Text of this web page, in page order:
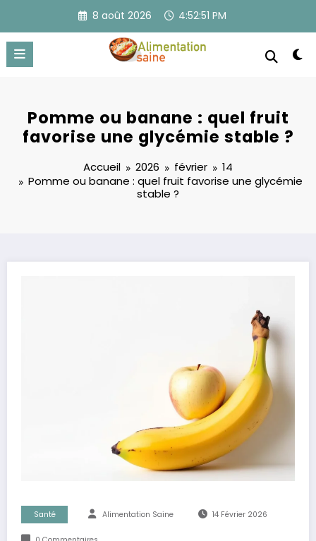
contenu
8 août 2026 4:52:51 PM
Pomme ou banane : quel fruit
favorise une glycémie stable ?
Accueil 2026 février
14
Pomme ou banane : quel fruit favorise une glycémie
stable ?
Santé Alimentation Saine 14 Février 2026